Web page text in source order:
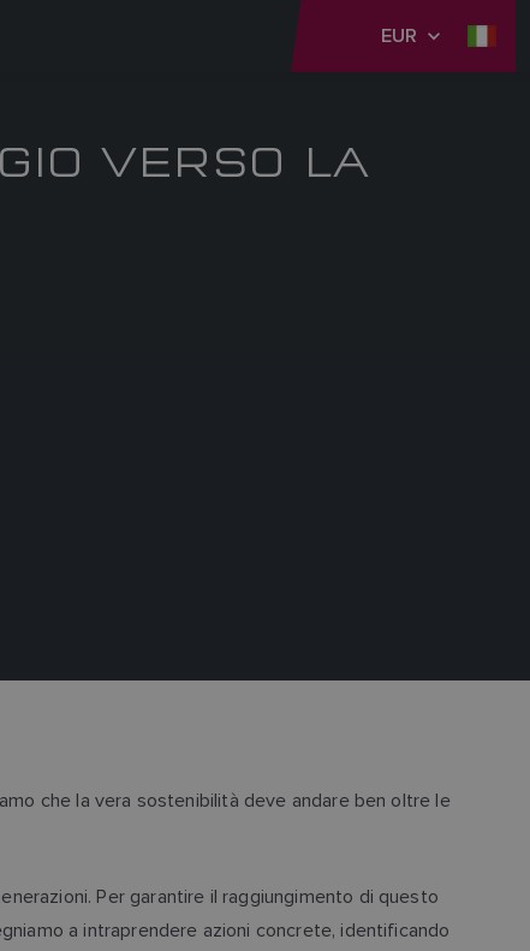
EUR
VERSO LA
che la vera sostenibilità deve andare ben oltre le
Per garantire il raggiungimento di questo
a intraprendere azioni concrete, identificando